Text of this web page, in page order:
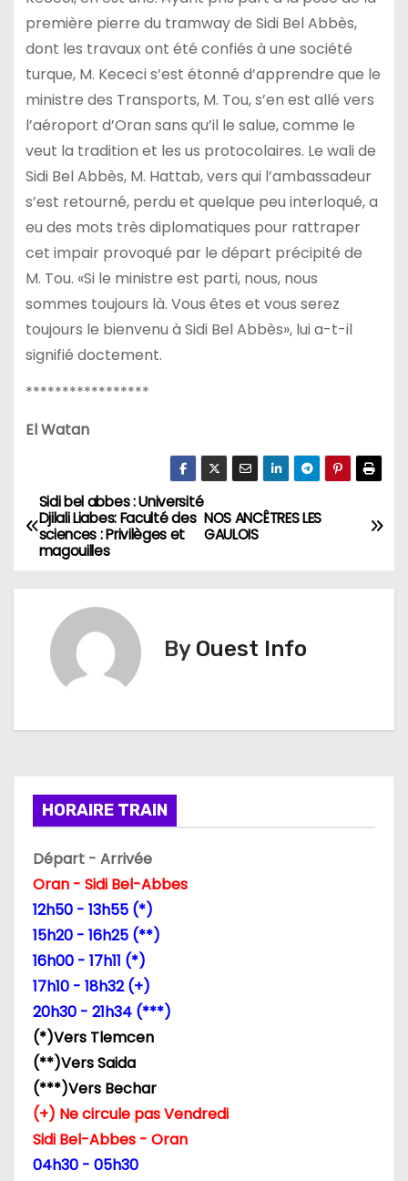
première pierre du tramway de Sidi Bel Abbès,
dont les travaux ont été confiés à une société
turque, M. Kececi s’est étonné d’apprendre que le
ministre des Transports, M. Tou, s’en est allé vers
l’aéroport d’Oran sans qu’il le salue, comme le
veut la tradition et les us protocolaires. Le wali de
Sidi Bel Abbès, M. Hattab, vers qui l’ambassadeur
s’est retourné, perdu et quelque peu interloqué, a
eu des mots très diplomatiques pour rattraper
cet impair provoqué par le départ précipité de
M. Tou. «Si le ministre est parti, nous, nous
sommes toujours là. Vous êtes et vous serez
toujours le bienvenu à Sidi Bel Abbès», lui a-t-il
signifié doctement.
*****************
El Watan
N
a
v
t
o
n
d
e
a
r
t
NOS ANCÊTRES LES
GAULOIS
Sidi bel abbes : Université
Djilali Liabes: Faculté des
sciences : Privilèges et
magouilles
By Ouest Info
HORAIRE TRAIN
Départ - Arrivée
Oran - Sidi Bel-Abbes
12h50 - 13h55 (*)
15h20 - 16h25 (**)
16h00 - 17h11 (*)
17h10 - 18h32 (+)
20h30 - 21h34 (***)
(*)Vers Tlemcen
(**)Vers Saida
(***)Vers Bechar
(+) Ne circule pas Vendredi
Sidi Bel-Abbes - Oran
04h30 - 05h30